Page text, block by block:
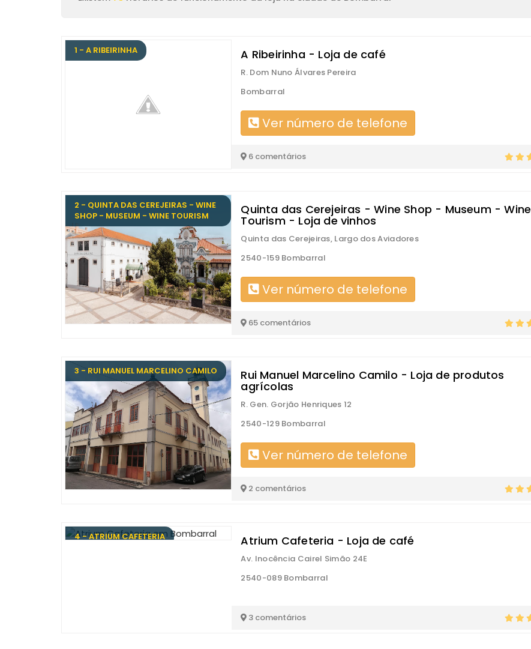
1 - A RIBEIRINHA A Ribeirinha - Loja de café
R. Dom Nuno Álvares Pereira
Bombarral
Ver número de telefone
6 comentários
2 - QUINTA DAS CEREJEIRAS - WINE
SHOP - MUSEUM - WINE TOURISM
Quinta das Cerejeiras - Wine Shop - Museum - Wine
Tourism - Loja de vinhos
Quinta das Cerejeiras, Largo dos Aviadores
2540-159 Bombarral
Ver número de telefone
65 comentários
3 - RUI MANUEL MARCELINO CAMILO Rui Manuel Marcelino Camilo - Loja de produtos
agrícolas
R. Gen. Gorjão Henriques 12
2540-129 Bombarral
Ver número de telefone
2 comentários
4 - ATRIUM CAFETERIA Atrium Cafeteria - Loja de café
Av. Inocência Cairel Simão 24E
2540-089 Bombarral
3 comentários